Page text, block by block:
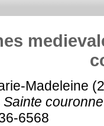
Madeleine
6568